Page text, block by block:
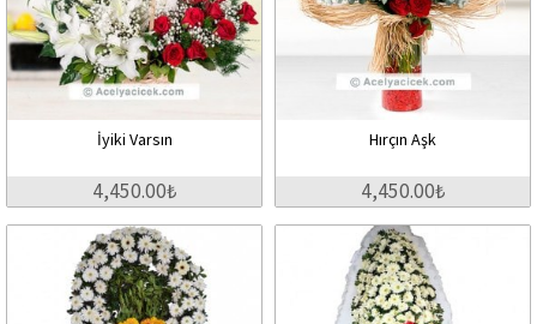
İyiki Varsın
4,450.00₺
Hırçın Aşk
4,450.00₺